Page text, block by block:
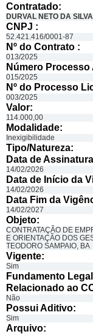
Contratado:
DURVAL NETO DA
CNPJ :
52.421.416/0001-87
Nº do Contrato :
013/2025
Número
015/2025
Nº do Processo
003/2025
Valor:
114.000,00
Modalidade:
Inexigibilidade
Tipo/Natureza:
Data de
14/02/2026
Data de Início da
14/02/2026
Data Fim da
14/02/2027
Objeto:
CONTRATAÇÃO DE
E ORIENTAÇÃO DOS
TEODORO SAMPAIO, BA
Vigente:
Sim
Fundamento
Relacionado ao
Não
Possui Aditivo:​
Sim
Arquivo: